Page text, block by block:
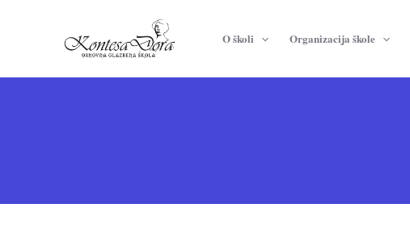
O školi Organizacija škole